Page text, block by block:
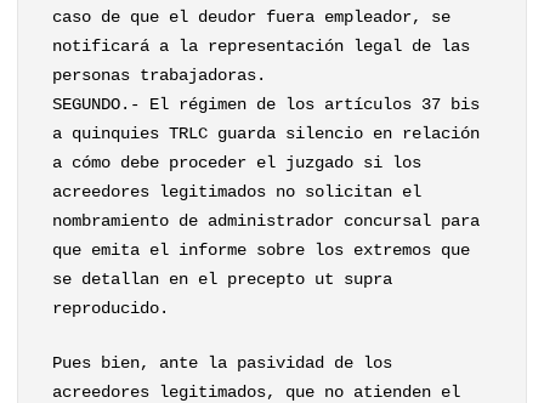
caso de que el deudor fuera empleador, se
notificará a la representación legal de las
personas trabajadoras.
SEGUNDO.- El régimen de los artículos 37 bis
a quinquies TRLC guarda silencio en relación
a cómo debe proceder el juzgado si los
acreedores legitimados no solicitan el
nombramiento de administrador concursal para
que emita el informe sobre los extremos que
se detallan en el precepto ut supra
reproducido.
Pues bien, ante la pasividad de los
acreedores legitimados, que no atienden el